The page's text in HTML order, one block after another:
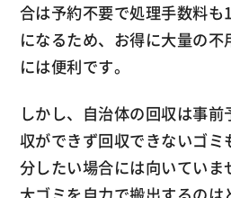
合は予約不要で処理手数料
になるため、お得に大量の
には便利です。
しかし、自治体の回収は事
収ができず回収できないゴ
分したい場合には向いてい